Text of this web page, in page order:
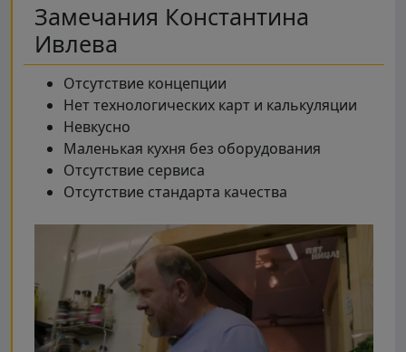
Замечания Константина
Ивлева
Отсутствие концепции
Нет технологических карт и калькуляции
Невкусно
Маленькая кухня без оборудования
Отсутствие сервиса
Отсутствие стандарта качества